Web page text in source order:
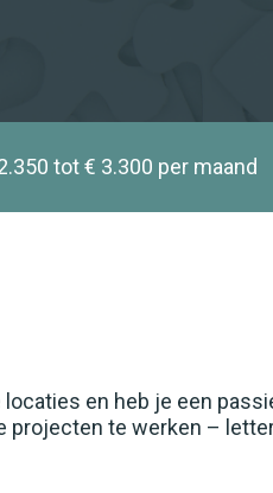
tot € 3.300 per maand
en heb je een
te werken –
Overig